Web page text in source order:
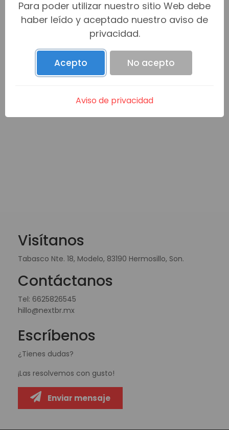
Venta (0)
Visítanos
Tabasco Nte. 18, Modelo, 83190 Hermosillo, Son.
Contáctanos
Tel: 6625826545
hillo@nextbr.mx
Escríbenos
¿Tienes dudas?
¡Las resolvemos con gusto!
Enviar mensaje
Para poder utilizar nuestro sitio Web debe
haber leído y aceptado nuestro aviso de
privacidad.
Acepto No acepto
Aviso de privacidad